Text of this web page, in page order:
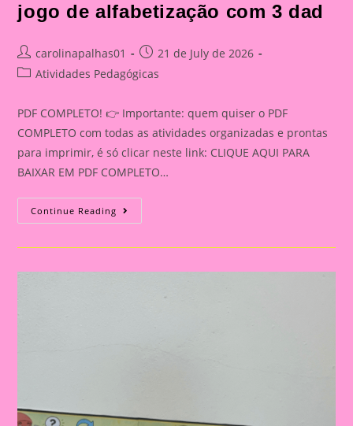
jogo de alfabetização com 3 dad
Post
author:
carolinapalhas01
Post
published:
21 de July de 2026
PostAtividades Pedagógicas
PDF COMPLETO! 👉 Importante: quem quiser o PDF
COMPLETO com todas as atividades organizadas e prontas
para imprimir, é só clicar neste link: CLIQUE AQUI PARA
BAIXAR EM PDF COMPLETO…
Continue Reading Dado
Das
Para